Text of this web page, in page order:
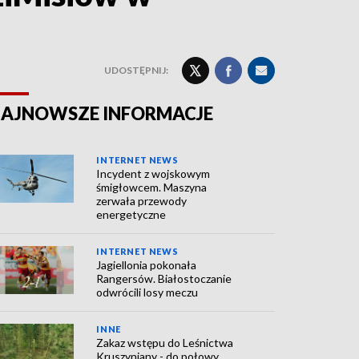
UDOSTĘPNIJ:
INFORMACJE
INTERNET NEWS
Incydent z wojskowym
śmigłowcem. Maszyna
zerwała przewody
energetyczne
INTERNET NEWS
Jagiellonia pokonała
Rangersów. Białostoczanie
odwrócili losy meczu
INNE
Zakaz wstępu do Leśnictwa
Kruszyniany - do połowy